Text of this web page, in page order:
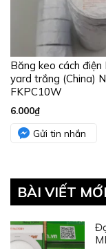
Băng keo cách điện
yard trắng (China)
FKPC10W
6.000₫
Gửi tin nhắn
BÀI VIẾT MỚI